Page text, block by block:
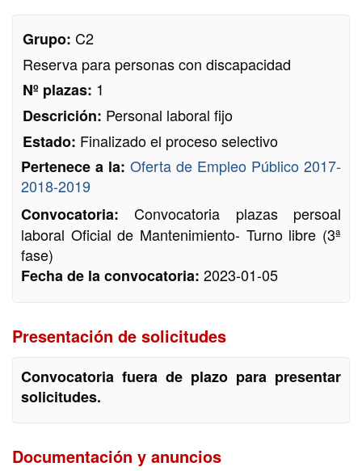
Grupo: C2
Reserva para personas con discapacidad
Nº plazas: 1
Descrición: Personal laboral fijo
Estado: Finalizado el proceso selectivo
Pertenece a la: Oferta de Empleo Público 2017-
2018-2019
Convocatoria:Convocatoria plazas persoal
laboral Oficial de Mantenimiento- Turno libre (3ª
fase)
Fecha de la convocatoria: 2023-01-05
Presentación de solicitudes
Convocatoria fuera de plazo para presentar
solicitudes.
Documentación y anuncios